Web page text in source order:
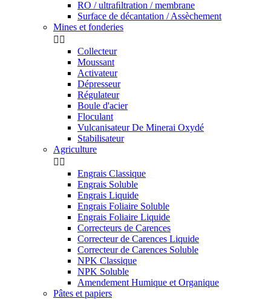
RO / ultraﬁltration / membrane
Surface de décantation / Assèchement
Mines et fonderies
 
Collecteur
Moussant
Activateur
Dépresseur
Régulateur
Boule d'acier
Floculant
Vulcanisateur De Minerai Oxydé
Stabilisateur
Agriculture
 
Engrais Classique
Engrais Soluble
Engrais Liquide
Engrais Foliaire Soluble
Engrais Foliaire Liquide
Correcteurs de Carences
Correcteur de Carences Liquide
Correcteur de Carences Soluble
NPK Classique
NPK Soluble
Amendement Humique et Organique
Pâtes et papiers